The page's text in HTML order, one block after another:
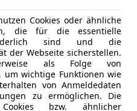
Cookies oder ähnliche
die für die essentielle
sind und die
der Webseite sicherstellen.
als Folge von
um wichtige Funktionen wie
von Anmeldedaten
zu ermöglichen. Die
bzw. ähnlicher